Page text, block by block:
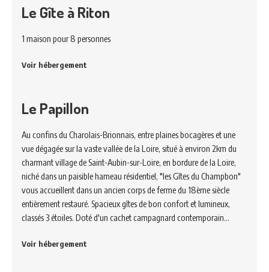
Le Gîte à Riton
1 maison pour 8 personnes
Voir hébergement
Le Papillon
Au confins du Charolais-Brionnais, entre plaines bocagères et une
vue dégagée sur la vaste vallée de la Loire, situé à environ 2km du
charmant village de Saint-Aubin-sur-Loire, en bordure de la Loire,
niché dans un paisible hameau résidentiel, "les Gîtes du Champbon"
vous accueillent dans un ancien corps de ferme du 18ème siècle
entièrement restauré. Spacieux gîtes de bon confort et lumineux,
classés 3 étoiles. Doté d'un cachet campagnard contemporain…
Voir hébergement